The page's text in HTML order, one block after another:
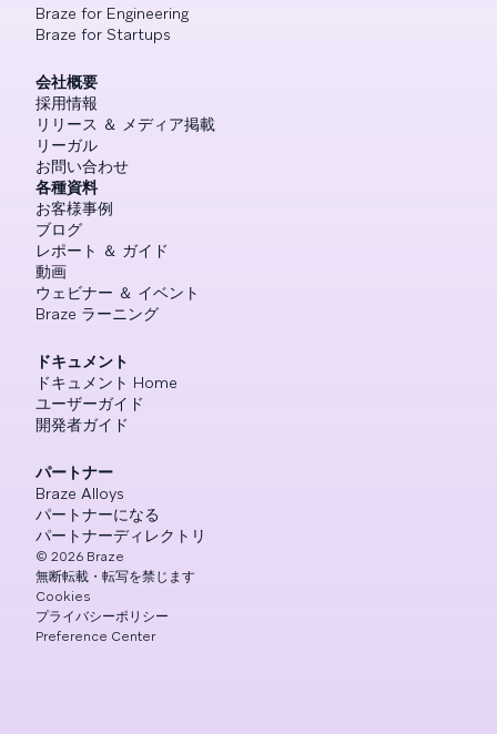
Braze for Engineering
Braze for Startups
会社概要
採用情報
リリース ＆ メディア掲載
リーガル
お問い合わせ
各種資料
お客様事例
ブログ
レポート ＆ ガイド
動画
ウェビナー ＆ イベント
Braze ラーニング
ドキュメント
ドキュメント Home
ユーザーガイド
開発者ガイド
パートナー
Braze Alloys
パートナーになる
パートナーディレクトリ
© 2026 Braze
無断転載・転写を禁じます
Cookies
プライバシーポリシー
Preference Center